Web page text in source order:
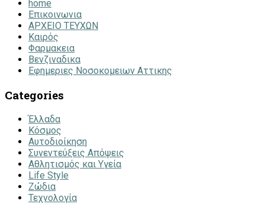
home
Επικοινωνια
ΑΡΧΕΙΟ ΤΕΥΧΩΝ
Καιρός
Φαρμακεια
Βενζιναδικα
Εφημεριες Νοσοκομειων Αττικης
Categories
Έλλαδα
Κόσμος
Αυτοδιοίκηση
Συνεντεύξεις Απόψεις
Αθλητισμός και Υγεία
Life Style
Ζώδια
Τεχνολογία